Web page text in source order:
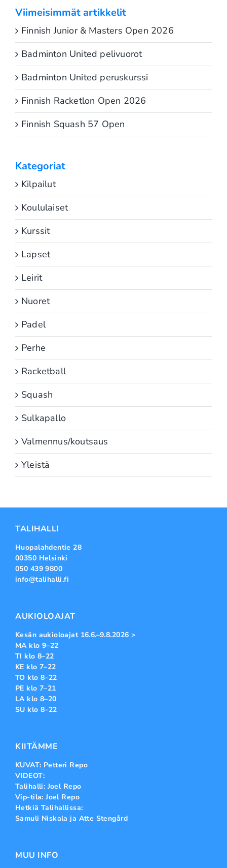
Viimeisimmät artikkelit
Finnish Junior & Masters Open 2026
Badminton United pelivuorot
Badminton United peruskurssi
Finnish Racketlon Open 2026
Finnish Squash 57 Open
Kategoriat
Kilpailut
Koululaiset
Kurssit
Lapset
Leirit
Nuoret
Padel
Perhe
Racketball
Squash
Sulkapallo
Valmennus/koutsaus
Yleistä
TALIHALLI
Huopalahdentie 28
00350 Helsinki
050 439 9800
info@talihalli.fi
AUKIOLOAJAT
Kesän aukioloajat 16.6.–9.8.2026 >
MA klo 9–22
TI klo 8–22
KE klo 7–22
TO klo 8–22
PE klo 7–21
LA klo 8–20
SU klo 8–22
KIITÄMME
KUVAT: Petteri Repo
VIDEOT:
Talihalli: Joel Repo
Vip-tila: Joel Repo
Hetkiä Talihallissa:
Samuli Niskala ja Atte Stengård
MUU INFO